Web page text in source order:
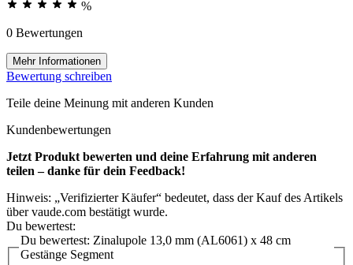
%
0 Bewertungen
Mehr Informationen
Bewertung schreiben
Teile deine Meinung mit anderen Kunden
Kundenbewertungen
Jetzt Produkt bewerten und deine Erfahrung mit anderen
teilen – danke für dein Feedback!
Hinweis: „Verifizierter Käufer“ bedeutet, dass der Kauf des Artikels
über vaude.com bestätigt wurde.
Du bewertest:
Du bewertest: Zinalupole 13,0 mm (AL6061) x 48 cm
Gestänge Segment